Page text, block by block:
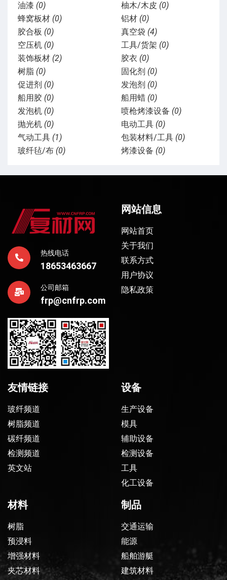
油漆 (0) 柚木/木皮 (0)
蜂窝板材 (0) 铝材 (0)
胶合板 (0) 真空袋 (4)
空压机 (0) 工具/货架 (0)
装饰板材 (2) 胶衣 (0)
树脂 (0) 固化剂 (0)
促进剂 (0) 发泡剂 (0)
船用胶 (0) 船用蜡 (0)
发泡机 (0) 喷枪烤漆设备 (0)
抛光机 (0) 电动工具 (0)
气动工具 (1) 包装材料/工具 (0)
玻纤毡/布 (0) 烤漆设备 (0)
热线电话
18653463667
公司邮箱
frp@cnfrp.com
网站信息
网站首页
关于我们
联系方式
用户协议
隐私政策
友情链接
玻纤频道
树脂频道
碳纤频道
检测频道
英文站
设备
生产设备
模具
辅助设备
检测设备
工具
化工设备
材料
树脂
预浸料
增强材料
夹芯材料
制品
交通运输
能源
船舶游艇
建筑材料